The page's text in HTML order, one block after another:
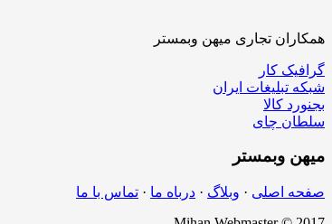
همکاران تجاری میهن وبمستر
گرافیک کار
شبکه تبلیغات ایران
بجنورد کالا
سلطان چای
میهن وبمستر
صفحه اصلی · وبلاگ · درباه ما · تماس با ما